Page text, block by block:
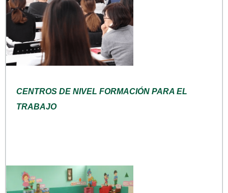
CENTROS DE NIVEL FORMACIÓN PARA EL
TRABAJO